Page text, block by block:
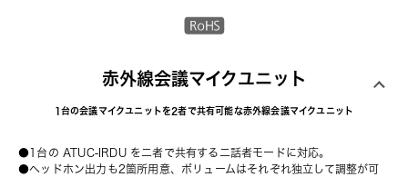
赤外線会議マイクユニット
1台の会議マイクユニットを2者で共有可能な赤外線会議マイクユニット
●1台の ATUC-IRDU を二者で共有する二話者モードに対応。
●ヘッドホン出力も2箇所用意、ボリュームはそれぞれ独立して調整が可